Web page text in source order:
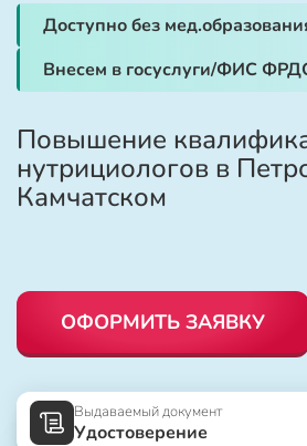
Доступно без
Внесем в госуслуги/ФИС
Повышение
нутрициологов в
Камчатском
ОФОРМИТЬ ЗАЯВКУ
Выдаваемый документ
Удостоверение